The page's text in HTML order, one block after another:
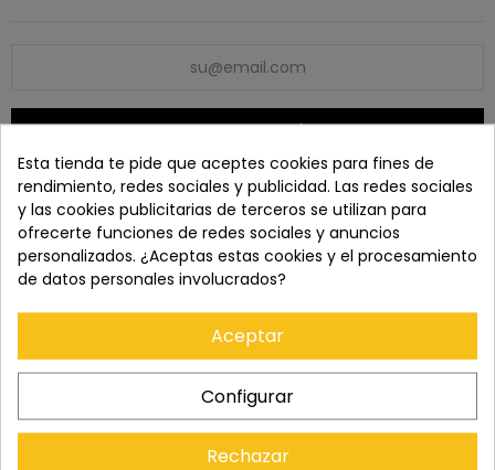
NOTIFICARME CUANDO ESTÉ DISPONIBLE
SKU: N/A
Los pedidos se entregan en un plazo de 5 a 7 días
laborables.
Esta tienda te pide que aceptes cookies para fines de
rendimiento, redes sociales y publicidad. Las redes sociales
y las cookies publicitarias de terceros se utilizan para
ofrecerte funciones de redes sociales y anuncios
personalizados. ¿Aceptas estas cookies y el procesamiento
de datos personales involucrados?
Aceptar
Configurar
Rechazar